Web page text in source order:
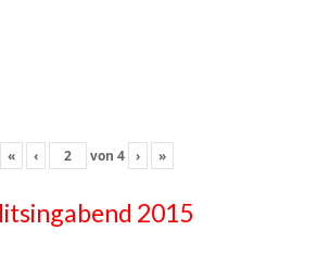
« ‹ von 4 › »
2015